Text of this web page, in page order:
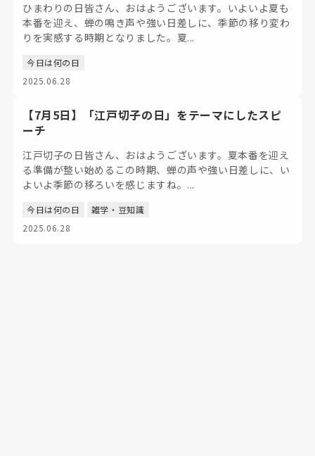
ひまわりの日皆さん、おはようございます。いよいよ夏も
本番を迎え、蝉の鳴き声や強い日差しに、季節の移り変わ
りを実感する時期となりました。夏...
今日は何の日
2025.06.28
【7月5日】「江戸切子の日」をテーマにしたスピ
ーチ
江戸切子の日皆さん、おはようございます。夏本番を迎え
る準備が整い始めるこの時期、蝉の声や強い日差しに、い
よいよ季節の移ろいを感じますね。...
今日は何の日
雑学・豆知識
2025.06.28